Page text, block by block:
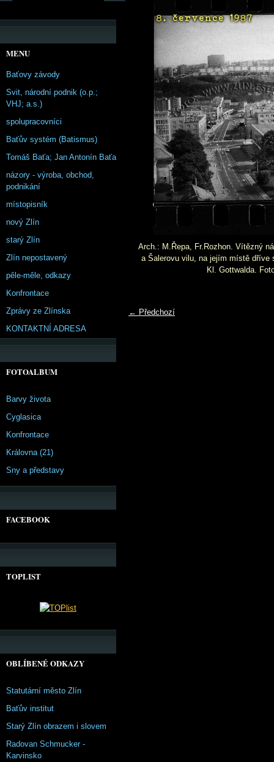
Arch.: M.Řepa, Fr.Rozhon. Vítězný
a Šalerovu vilu, na jejím místě dříve
Kl. Gottwalda.
← Předchozí
MENU
Baťovy závody
Svit, národní podnik (o.p.;
VHJ; a.s.)
spolupracovníci
Baťův systém (Batismus)
Tomáš Baťa; Jan Antonín Baťa
názory - výroba, obchod,
podnikání
místopisník
nový Zlín
starý Zlín
Zlín nepostavený
pêle-mêle, odkazy
Konfrontace
Zprávy ze Zlínska
KONTAKTNÍ ADRESA
FOTOALBUM
Barvy života
Cyglasica
Konfrontace
Královna (21)
Sny a představy
FACEBOOK
TOPLIST
OBLÍBENÉ ODKAZY
Statutární město Zlín
Baťův institut
Starý Zlín obrazem i slovem
Radovan Schmucker -
Karvinsko